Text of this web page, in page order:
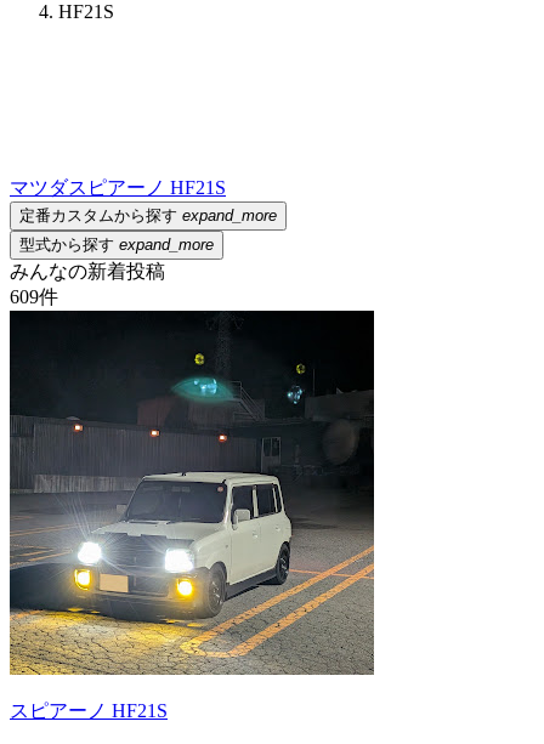
HF21S
マツダスピアーノ HF21S
定番カスタムから探す expand_more
型式から探す expand_more
みんなの新着投稿
609件
スピアーノ HF21S